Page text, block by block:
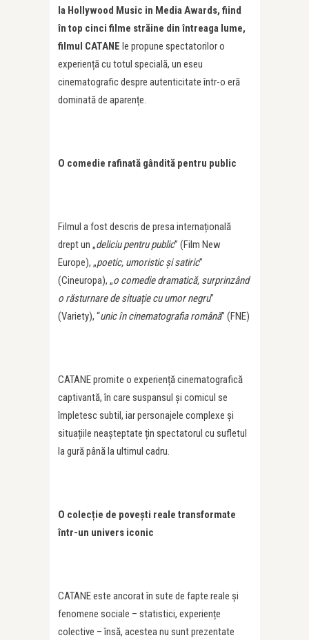
la Hollywood Music in Media Awards, fiind
în top cinci filme străine din întreaga lume,
filmul CATANE le propune spectatorilor o
experiență cu totul specială, un eseu
cinematografic despre autenticitate într-o eră
dominată de aparențe.
O comedie rafinată gândită pentru public
Filmul a fost descris de presa internațională
drept un „deliciu pentru public” (Film New
Europe), „poetic, umoristic și satiric”
(Cineuropa), „o comedie dramatică, surprinzând
o răsturnare de situație cu umor negru”
(Variety), “unic în cinematografia română” (FNE)
CATANE promite o experiență cinematografică
captivantă, în care suspansul și comicul se
împletesc subtil, iar personajele complexe și
situațiile neașteptate țin spectatorul cu sufletul
la gură până la ultimul cadru.
O colecție de povești reale transformate
într-un univers iconic
CATANE este ancorat în sute de fapte reale și
fenomene sociale – statistici, experiențe
colective – însă, acestea nu sunt prezentate